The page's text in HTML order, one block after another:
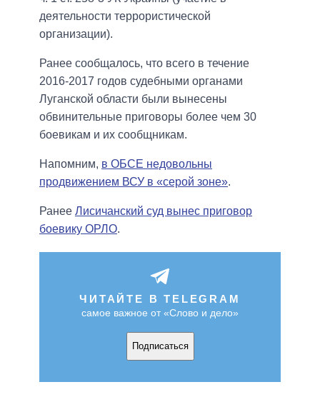
деятельности террористической
организации).
Ранее сообщалось, что всего в течение
2016-2017 годов судебными органами
Луганской области были вынесены
обвинительные приговоры более чем 30
боевикам и их сообщникам.
Напомним, в ОБСЕ недовольны
продвижением ВСУ в «серой зоне».
Ранее Лисичанский суд вынес приговор
боевику ОРЛО.
ЧИТАЙТЕ В TELEGRAM
самое важное от «Слово и дело»
Подписаться